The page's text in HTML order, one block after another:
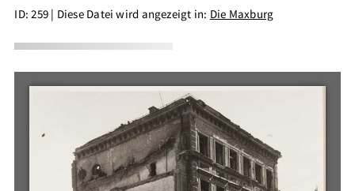
ID: 259| Diese Datei wird angezeigt in: Die Maxburg